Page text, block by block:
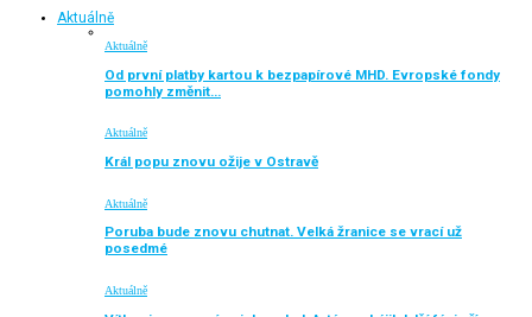
Aktuálně
Aktuálně
Od první platby kartou k bezpapírové MHD. Evropské fondy
pomohly změnit…
Aktuálně
Král popu znovu ožije v Ostravě
Aktuálně
Poruba bude znovu chutnat. Velká žranice se vrací už
posedmé
Aktuálně